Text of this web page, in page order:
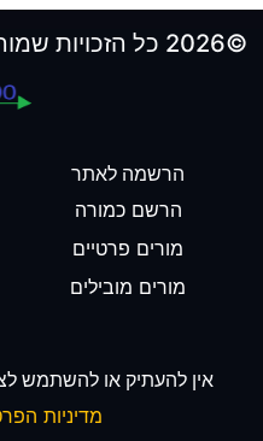
©2026 כל הזכויות שמורות לאתר הולכים-על-100
הרשמה לאתר
הרשם כמורה
מורים פרטיים
מורים מובילים
אין להעתיק או להשתמש
מדיניות